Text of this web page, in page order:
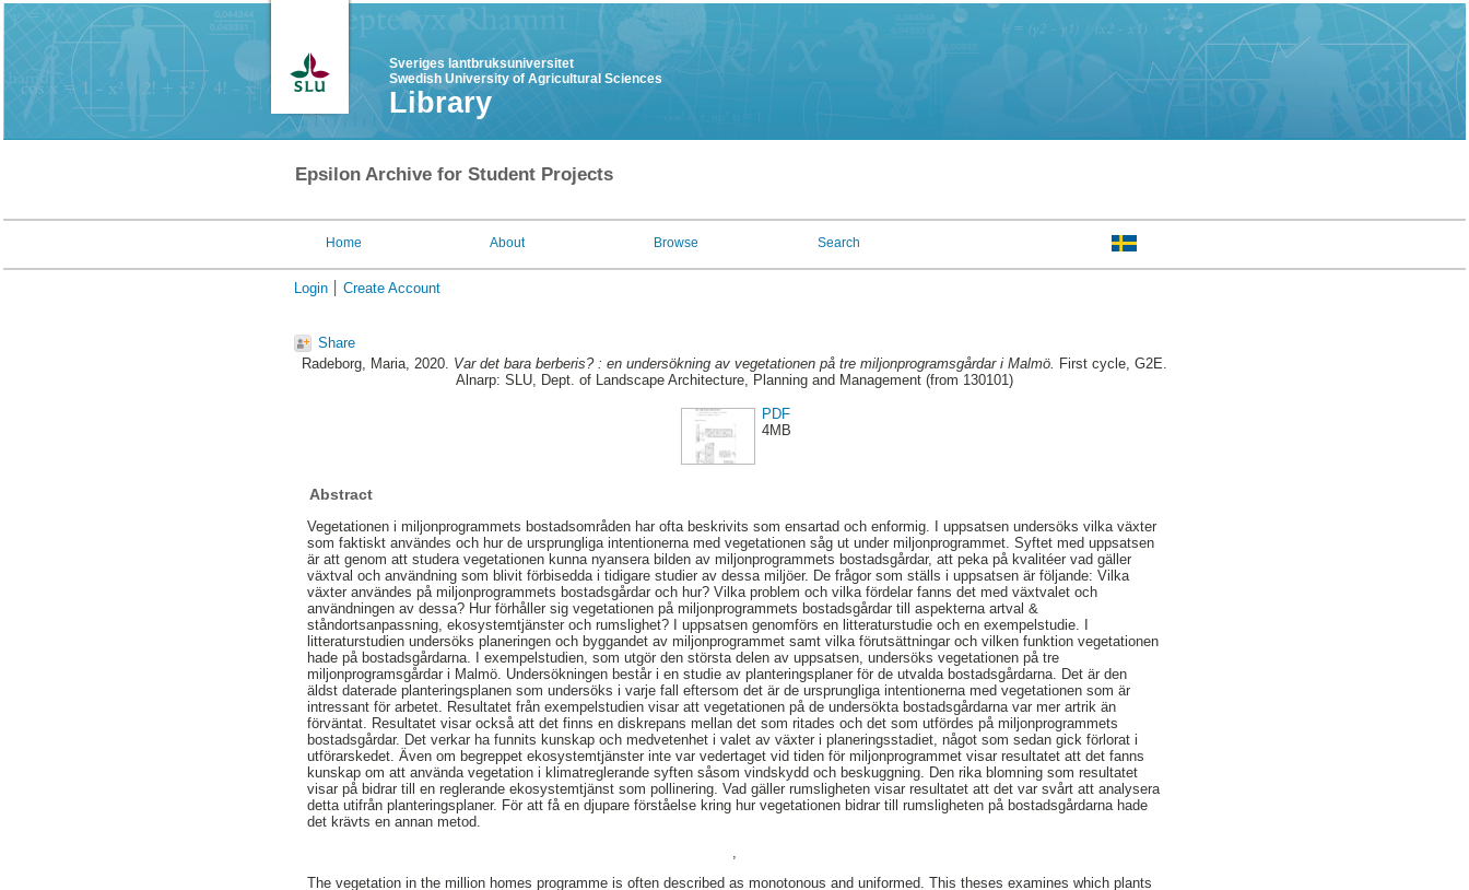
Sveriges lantbruksuniversitet
Swedish University of Agricultural Sciences
Library
Epsilon Archive for Student Projects
Home About Browse Search
Login Create Account
Share
Radeborg, Maria, 2020. Var det bara berberis? : en undersökning av vegetationen på tre miljonprogramsgårdar i Malmö. First cycle, G2E.
Alnarp: SLU, Dept. of Landscape Architecture, Planning and Management (from 130101)
PDF
4MB
Abstract
Vegetationen i miljonprogrammets bostadsområden har ofta beskrivits som ensartad och enformig. I uppsatsen undersöks vilka växter
som faktiskt användes och hur de ursprungliga intentionerna med vegetationen såg ut under miljonprogrammet. Syftet med uppsatsen
är att genom att studera vegetationen kunna nyansera bilden av miljonprogrammets bostadsgårdar, att peka på kvalitéer vad gäller
växtval och användning som blivit förbisedda i tidigare studier av dessa miljöer. De frågor som ställs i uppsatsen är följande: Vilka
växter användes på miljonprogrammets bostadsgårdar och hur? Vilka problem och vilka fördelar fanns det med växtvalet och
användningen av dessa? Hur förhåller sig vegetationen på miljonprogrammets bostadsgårdar till aspekterna artval &
ståndortsanpassning, ekosystemtjänster och rumslighet? I uppsatsen genomförs en litteraturstudie och en exempelstudie. I
litteraturstudien undersöks planeringen och byggandet av miljonprogrammet samt vilka förutsättningar och vilken funktion vegetationen
hade på bostadsgårdarna. I exempelstudien, som utgör den största delen av uppsatsen, undersöks vegetationen på tre
miljonprogramsgårdar i Malmö. Undersökningen består i en studie av planteringsplaner för de utvalda bostadsgårdarna. Det är den
äldst daterade planteringsplanen som undersöks i varje fall eftersom det är de ursprungliga intentionerna med vegetationen som är
intressant för arbetet. Resultatet från exempelstudien visar att vegetationen på de undersökta bostadsgårdarna var mer artrik än
förväntat. Resultatet visar också att det finns en diskrepans mellan det som ritades och det som utfördes på miljonprogrammets
bostadsgårdar. Det verkar ha funnits kunskap och medvetenhet i valet av växter i planeringsstadiet, något som sedan gick förlorat i
utförarskedet. Även om begreppet ekosystemtjänster inte var vedertaget vid tiden för miljonprogrammet visar resultatet att det fanns
kunskap om att använda vegetation i klimatreglerande syften såsom vindskydd och beskuggning. Den rika blomning som resultatet
visar på bidrar till en reglerande ekosystemtjänst som pollinering. Vad gäller rumsligheten visar resultatet att det var svårt att analysera
detta utifrån planteringsplaner. För att få en djupare förståelse kring hur vegetationen bidrar till rumsligheten på bostadsgårdarna hade
det krävts en annan metod.
The vegetation in the million homes programme is often described as monotonous and uniformed. This theses examines which plants